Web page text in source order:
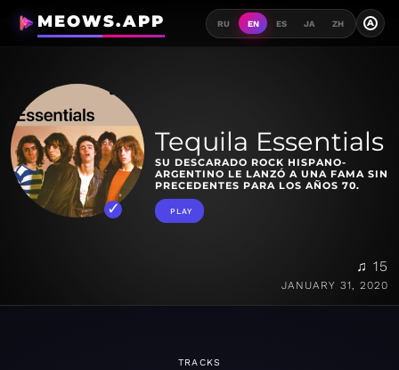
MEOWS.APP RU EN ES JA ZH A
Tequila Essentials
SU DESCARADO ROCK HISPANO-
ARGENTINO LE LANZÓ A UNA FAMA SIN
PRECEDENTES PARA LOS AÑOS 70.
PLAY
♫ 15
JANUARY 31, 2020
TRACKS